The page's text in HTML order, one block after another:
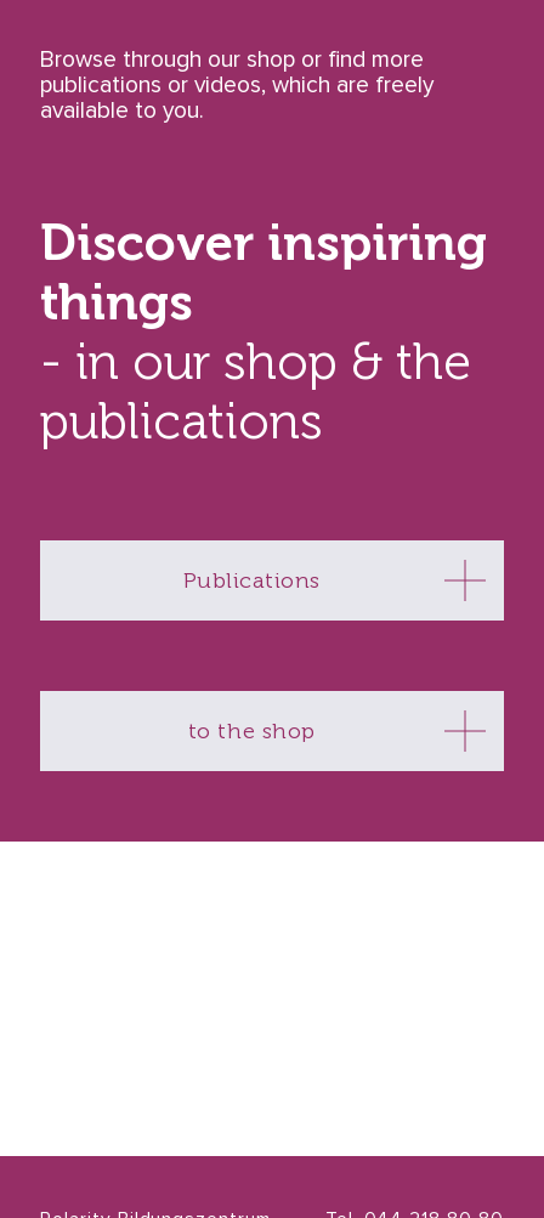
Browse through our shop or find more
publications or videos, which are freely
available to you.
Discover inspiring
things
- in our shop & the
publications
Publications
to the shop